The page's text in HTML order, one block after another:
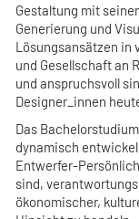
Gestaltung mit
Generierung und
Lösungsansätzen in
und Gesellschaft an
und anspruchsvoll
Designer_innen
Das
dynamisch
Entwerfer-
sind,
ökonomischer,